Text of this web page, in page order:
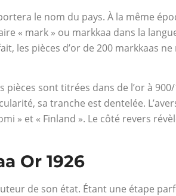
le nom du pays. À la même
« mark » ou markkaa dans la
les pièces d’or de 200 markkaas
sont titrées dans de l’or à
sa tranche est dentelée.
» et « Finland ». Le côté revers
Or 1926
de son état. Étant une étape